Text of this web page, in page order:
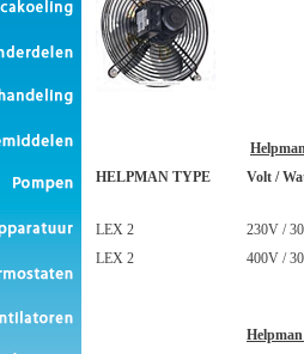
HELPMAN TYPE
Volt /
LEX 2
230V /
LEX 2
400V /